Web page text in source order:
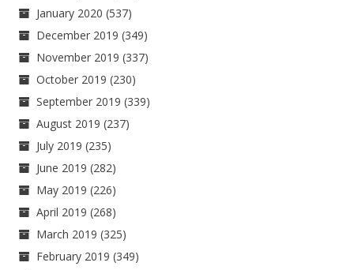
January 2020 (537)
December 2019 (349)
November 2019 (337)
October 2019 (230)
September 2019 (339)
August 2019 (237)
July 2019 (235)
June 2019 (282)
May 2019 (226)
April 2019 (268)
March 2019 (325)
February 2019 (349)